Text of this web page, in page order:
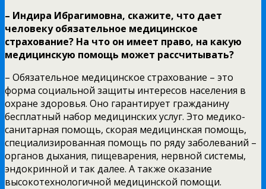
– Индира Ибрагимовна, скажите, что дает
человеку обязательное медицинское
страхование? На что он имеет право, на какую
медицинскую помощь может рассчитывать?
– Обязательное медицинское страхование – это
форма социальной защиты интересов населения в
охране здоровья. Оно гарантирует гражданину
бесплатный набор медицинских услуг. Это медико-
санитарная помощь, скорая медицинская помощь,
специализированная помощь по ряду заболеваний –
органов дыхания, пищеварения, нервной системы,
эндокринной и так далее. А также оказание
высокотехнологичной медицинской помощи.